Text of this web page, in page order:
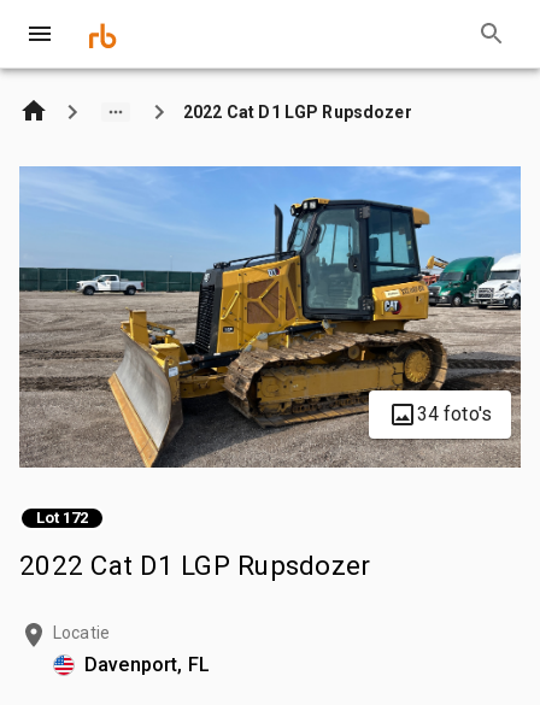
2022 Cat D1 LGP Rupsdozer
34 foto's
Lot 172
2022 Cat D1 LGP Rupsdozer
Locatie
Davenport, FL